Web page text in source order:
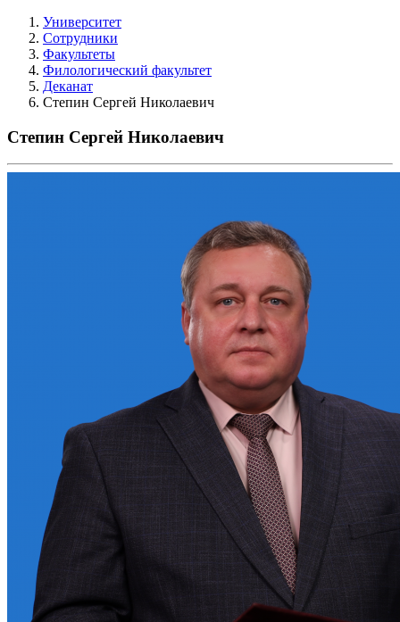
Университет
Сотрудники
Факультеты
Филологический факультет
Деканат
Степин Сергей Николаевич
Степин Сергей Николаевич